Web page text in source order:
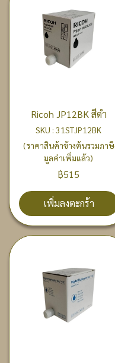
Ricoh JP12BK สีดำ
SKU : 31STJP12BK
(ราคาสินค้าข้างต้นรวมภาษี
มูลค่าเพิ่มแล้ว)
฿515
เพิ่มลงตะกร้า